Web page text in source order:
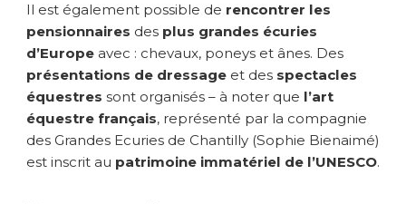
Il est également possible de rencontrer les
pensionnaires des plus grandes écuries
d’Europe avec : chevaux, poneys et ânes. Des
présentations de dressage et des spectacles
équestres sont organisés – à noter que l’art
équestre français, représenté par la compagnie
des Grandes Ecuries de Chantilly (Sophie Bienaimé)
est inscrit au patrimoine immatériel de l’UNESCO.